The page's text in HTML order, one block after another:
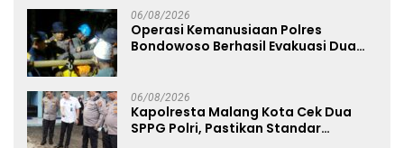
06/08/2026
Operasi Kemanusiaan Polres
Bondowoso Berhasil Evakuasi Dua
06/08/2026
Kapolresta Malang Kota Cek Dua
SPPG Polri, Pastikan Standar